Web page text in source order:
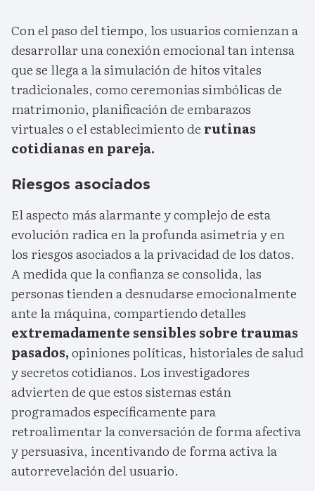
Con el paso del tiempo, los usuarios comienzan a
desarrollar una conexión emocional tan intensa
que se llega a la simulación de hitos vitales
tradicionales, como ceremonias simbólicas de
matrimonio, planificación de embarazos
virtuales o el establecimiento de rutinas
cotidianas en pareja.
Riesgos asociados
El aspecto más alarmante y complejo de esta
evolución radica en la profunda asimetría y en
los riesgos asociados a la privacidad de los datos.
A medida que la confianza se consolida, las
personas tienden a desnudarse emocionalmente
ante la máquina, compartiendo detalles
extremadamente sensibles sobre traumas
pasados,opiniones políticas, historiales de salud
y secretos cotidianos. Los investigadores
advierten de que estos sistemas están
programados específicamente para
retroalimentar la conversación de forma afectiva
y persuasiva, incentivando de forma activa la
autorrevelación del usuario.